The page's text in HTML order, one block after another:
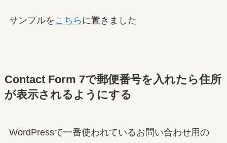
サンプルを こちら に置きました
Contact Form 7で郵便番号を入れたら住所
が表示されるようにする
WordPressで一番使われているお問い合わせ用の